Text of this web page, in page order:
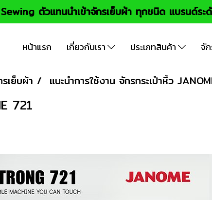
ตัวแทนนำเข้าจักรเย็บผ้า ทุกชนิด แบรนด์ระ
หน้าแรก เกี่ยวกับเรา ประเภทสินค้า จั
เย็บผ้า แนะนำการใช้งาน จักรกระเป๋าหิ้ว
721